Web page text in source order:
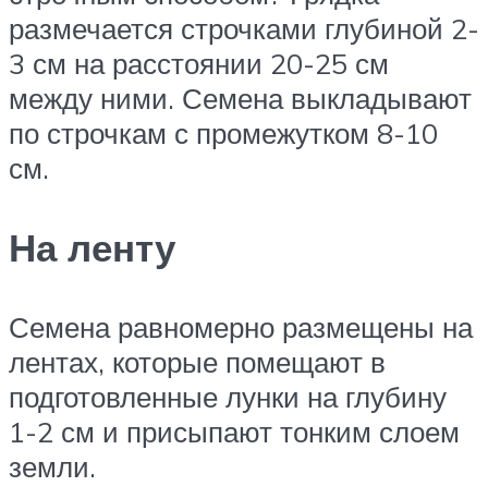
размечается строчками глубиной 2-
3 см на расстоянии 20-25 см
между ними. Семена выкладывают
по строчкам с промежутком 8-10
см.
На ленту
Семена равномерно размещены на
лентах, которые помещают в
подготовленные лунки на глубину
1-2 см и присыпают тонким слоем
земли.